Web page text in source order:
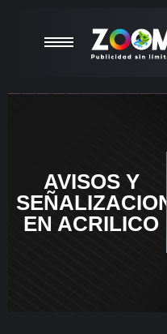
AVISOS Y
SEÑALIZACION
EN ACRILICO